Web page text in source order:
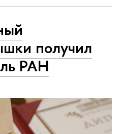
получил
РАН